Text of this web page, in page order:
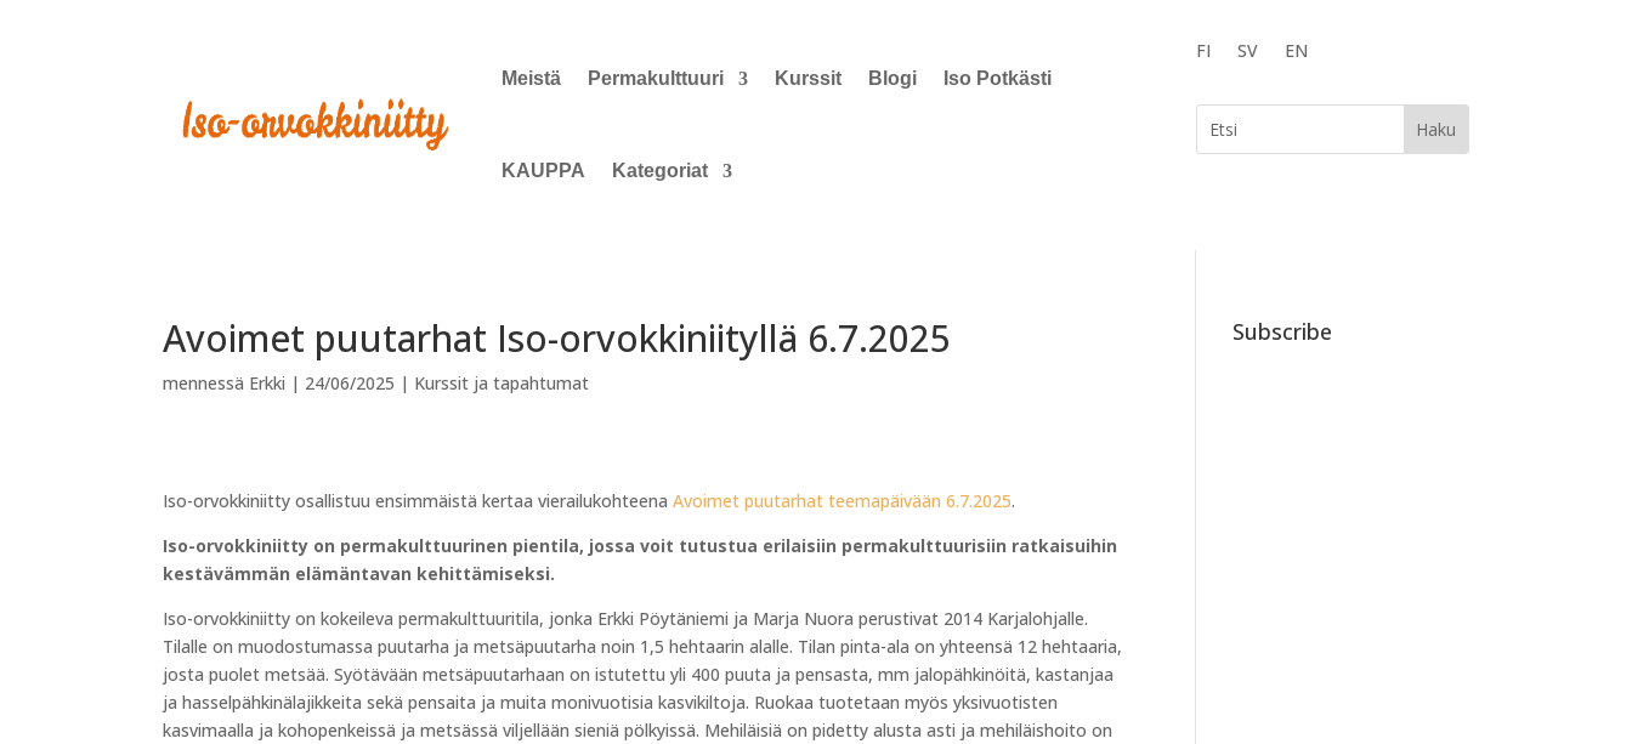
Meistä Permakulttuuri Kurssit Blogi Iso Potkästi
KAUPPA Kategoriat
FI SV EN
Avoimet puutarhat Iso-orvokkiniityllä 6.7.2025
mennessä Erkki | 24/06/2025 | Kurssit ja tapahtumat
Iso-orvokkiniitty osallistuu ensimmäistä kertaa vierailukohteenaAvoimet puutarhat teemapäivään 6.7.2025.
Iso-orvokkiniitty on permakulttuurinen pientila, jossa voit tutustua erilaisiin permakulttuurisiin ratkaisuihin
kestävämmän elämäntavan kehittämiseksi.
Iso-orvokkiniitty on kokeileva permakulttuuritila, jonka Erkki Pöytäniemi ja Marja Nuora perustivat 2014 Karjalohjalle.
Tilalle on muodostumassa puutarha ja metsäpuutarha noin 1,5 hehtaarin alalle. Tilan pinta-ala on yhteensä 12 hehtaaria,
josta puolet metsää. Syötävään metsäpuutarhaan on istutettu yli 400 puuta ja pensasta, mm jalopähkinöitä, kastanjaa
ja hasselpähkinälajikkeita sekä pensaita ja muita monivuotisia kasvikiltoja. Ruokaa tuotetaan myös yksivuotisten
kasvimaalla ja kohopenkeissä ja metsässä viljellään sieniä pölkyissä. Mehiläisiä on pidetty alusta asti ja mehiläishoito on
Subscribe